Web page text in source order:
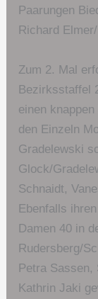
Paarungen
Richard
Zum 2. Mal
Bezirksstaffel
einen
den Einzeln
Gradelewski
Glock/
Schnaidt,
Ebenfalls
Damen 40 in
Rudersberg/
Petra Sassen,
Kathrin Jaki